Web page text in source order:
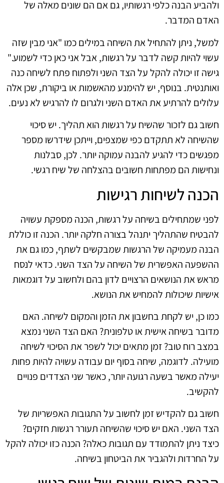
ולהביע הבנה כלפי רגשותיו, גם אם הם שונים מאלה של
האדם המדבר.
למשל, ניתן להתחיל את השיחה במילים כמו "אני מבין שזה
עשוי להיות קשה לדבר על רגשות, אבל אני כאן כדי לשמוע."
גישה זו יכולה להקל על הצד השני ולפתוח פתח לשיחה כנה
ואותנטית. בנוסף, יש להימנע מהאשמות או ביקורת, שכן אלה
עלולים להרתיע את האדם השני ולגרום לו להרגיש לא נעים.
חשוב גם לזכור שהשיח על רגשות הוא תהליך. יש סיכוי
שהשיחה לא תתקדם כפי שמצפים, וייתכן שידרשו מספר
מפגשים כדי להגיע להבנה עמוקה יותר. לכן, סבלנות
ונחישות הם מפתחות חשובים בהצלחה של שיח רגשי.
הכנה לשיחות רגישות
לפני שמתחילים בשיחה על רגשות, הכנה מספקת עשויה
להבטיח שהתהליך יתנהל בצורה חלקה יותר. הכנה זו כוללת
הבנה מעמיקה של הרגשות שמבקשים לשתף, כמו גם את
ההשפעה האפשרית של השיחה על הצד השני. כדאי לנסח
מראש את הנושאים הרצויים לדון בהם ולחשוב על דוגמאות
אישיות שיכולות להמחיש את הנושא.
כמו כן, יש לקחת בחשבון את הזמן והמקום לשיחה. האם
מדובר בשיחה אישית או טלפונית? האם הצד השני נמצא
במצב רוח טוב? זמן מתאים יכול לשפר את הסיכוי לשיחה
מועילה. לדוגמה, שיחה בסוף יום עבודה עשויה להיות פחות
יעילה מאשר בשעה רגועה יותר, כאשר שני הצדדים פנויים
להקשיב.
חשוב גם להקדיש זמן לחשוב על התגובות האפשריות של
הצד השני. האם יש סיכוי שהשיחה תעורר רגשות חזקים?
כיצד ניתן להתמודד עם תגובות כאלה? הכנה כזו יכולה להקל
על החרדות ולהגביר את הביטחון בשיחה.